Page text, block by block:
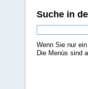
Suche in
Wenn Sie nur
Die Menüs sind